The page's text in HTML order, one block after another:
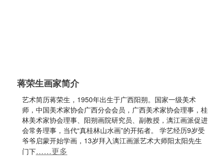
蒋荣生画家简介
艺术简历蒋荣生，1950年出生于广西阳朔。国家一级美术
师，中国美术家协会广西分会会员，广西美术家协会理事，桂
林美术家协会理事、阳朔画院研究员、副教授，漓江画派促进
会常务理事，当代“真桂林山水画”的开拓者。 学艺经历9岁受
爷爷启蒙开始学画，13岁拜入漓江画派艺术大师阳太阳先生
门下……更多